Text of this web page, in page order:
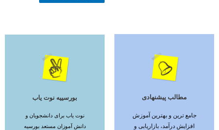
مطالب پیشنهادی
جامع ترین و بهترین آموزش
افزایش درآمد، بازاریابی و
ادامه مطلب بورسییه نوت یاب
نوت یاب برای دانشجویان و
دانش آموزان مستعد بورسیه
ادامه مطلب